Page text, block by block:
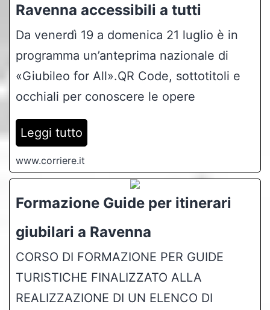
Ravenna accessibili a tutti
Da venerdì 19 a domenica 21 luglio è in
programma un’anteprima nazionale di
«Giubileo for All».QR Code, sottotitoli e
occhiali per conoscere le opere
Leggi tutto
www.corriere.it
Formazione Guide per itinerari
giubilari a Ravenna
CORSO DI FORMAZIONE PER GUIDE
TURISTICHE FINALIZZATO ALLA
REALIZZAZIONE DI UN ELENCO DI